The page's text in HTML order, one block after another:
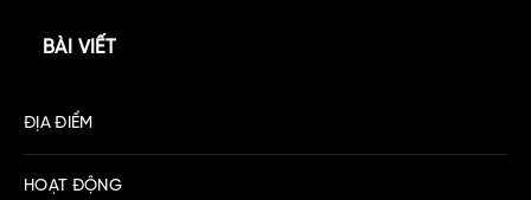
BÀI VIẾT
ĐỊA ĐIỂM
HOẠT ĐỘNG